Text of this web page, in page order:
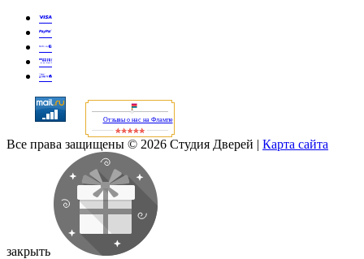
Отзывы о нас на Флампе
Все права защищены © 2026 Студия Дверей | Карта сайта
закрыть